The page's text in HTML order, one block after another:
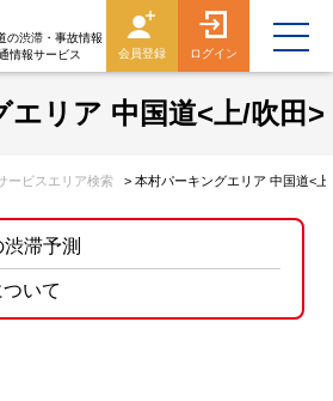
の渋滞・事故情報
情報サービス
会員登録 ログイン
エリア 中国道<上/吹田>
ービスエリア検索 > 本村パーキングエリア 中国道<上
滞予測
いて